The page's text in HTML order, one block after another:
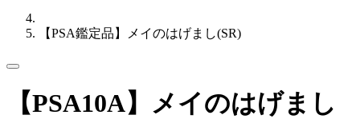
【PSA鑑定品】メイのはげまし(SR)
【PSA10A】メイのはげまし